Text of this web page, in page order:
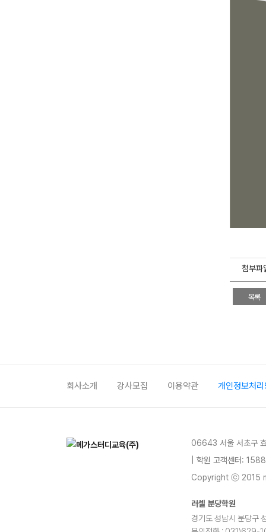
첨부파
목록
회사소개 강사모집 이용약관 개인정보처
06643 서울 서초구
| 학원 고객센터:
Copyright ⓒ 2015
러셀 분당학원
경기도 성남시 분당